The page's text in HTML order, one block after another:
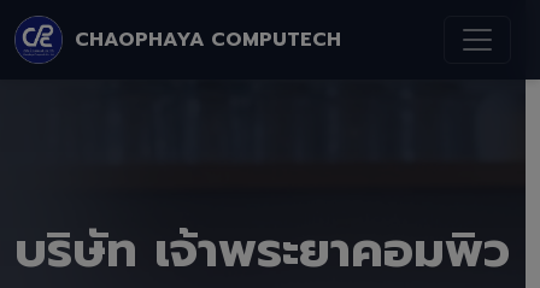
CHAOPHAYA COMPUTECH
บริษัท เจ้าพระยาคอมพิว